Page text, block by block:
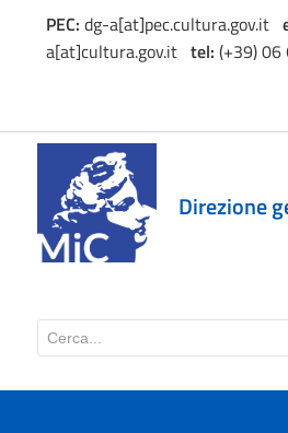
PEC: dg-a[at]pec.cultura.gov.it
a[at]cultura.gov.ittel: (+39)
Direzione